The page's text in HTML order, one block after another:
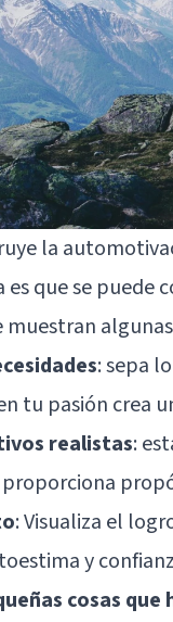
la
es que se
muestran
: sepa
tu pasión crea
realistas:
: Visualiza el
y
cosas que